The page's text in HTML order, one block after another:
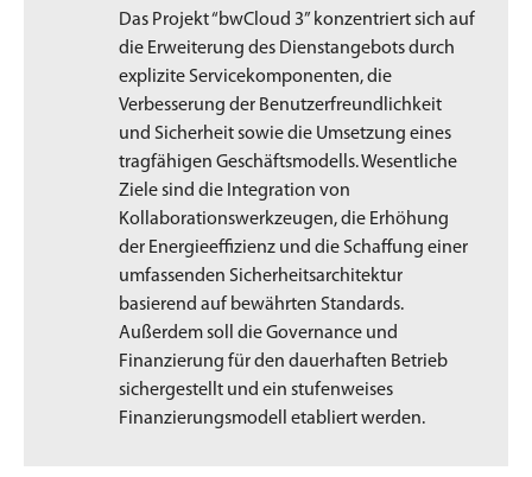
Das Projekt “bwCloud 3” konzentriert sich auf
die Erweiterung des Dienstangebots durch
explizite Servicekomponenten, die
Verbesserung der Benutzerfreundlichkeit
und Sicherheit sowie die Umsetzung eines
tragfähigen Geschäftsmodells. Wesentliche
Ziele sind die Integration von
Kollaborationswerkzeugen, die Erhöhung
der Energieeffizienz und die Schaffung einer
umfassenden Sicherheitsarchitektur
basierend auf bewährten Standards.
Außerdem soll die Governance und
Finanzierung für den dauerhaften Betrieb
sichergestellt und ein stufenweises
Finanzierungsmodell etabliert werden.